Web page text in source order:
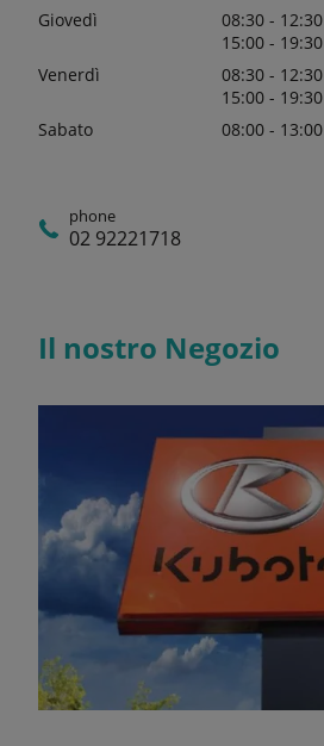
Giovedì
08:30 - 12:30
15:00 - 19:30
Venerdì
08:30 - 12:30
15:00 - 19:30
Sabato
08:00 - 13:00
phone
02 92221718
Il nostro Negozio